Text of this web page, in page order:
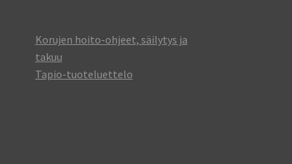
Korujen hoito-ohjeet, säilytys ja
takuu
Tapio-tuoteluettelo